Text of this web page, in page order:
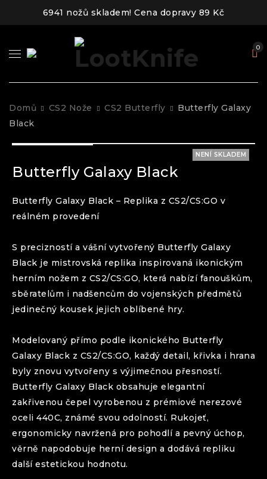
6941 nožů skladem! Cena dopravy 89 Kč
0
Domů CS2 Nože CS2 Butterfly
Butterfly Galaxy
Black
NENÍ SKLADEM
Butterfly Galaxy Black
Butterfly Galaxy Black – Replika z CS2/CS:GO v
reálném provedení
S precizností a vášní vytvořený Butterfly Galaxy
Black je mistrovská replika inspirovaná ikonickým
herním nožem z CS2/CS:GO, která nabízí fanouškům,
sběratelům i nadšencům do vojenských předmětů
jedinečný kousek jejich oblíbené hry.
Modelovaný přímo podle ikonického Butterfly
Galaxy Black z CS2/CS:GO, každý detail, křivka i hrana
byly znovu vytvořeny s výjimečnou přesností.
Butterfly Galaxy Black obsahuje elegantní
zakřivenou čepel vyrobenou z prémiové nerezové
oceli 440C, známé svou odolností. Rukojeť,
ergonomicky navržená pro pohodlí a pevný úchop,
věrně napodobuje herní design a dodává repliku
další estetickou hodnotu.